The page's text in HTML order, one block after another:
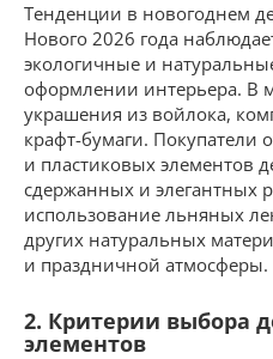
Тенденции в новогоднем
Нового 2026 года
экологичные и
оформлении интерьера. В
украшения из войлока,
крафт-бумаги. Покупатели
и пластиковых элементов
сдержанных и элегантных
использование льняных
других натуральных
и праздничной атмосферы.
2. Критерии выбора
элементов